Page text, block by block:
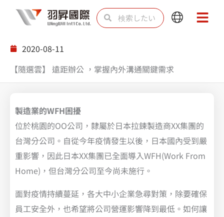
検
索 索
Main
Main
2020-08-11
【隨選雲】 遠距辦公 ，掌握內外溝通關鍵需求
製造業的WFH困擾
位於桃園的OO公司，隸屬於日本拉鍊製造商XX集團的
台灣分公司。自從今年疫情發生以後，日本國內受到嚴
重影響，因此日本XX集團已全面導入WFH(Work From
Home)，但台灣分公司至今尚未施行。
面對疫情持續蔓延，各大中小企業急尋對策，除要確保
員工安全外，也希望將公司營運影響降到最低。如何讓